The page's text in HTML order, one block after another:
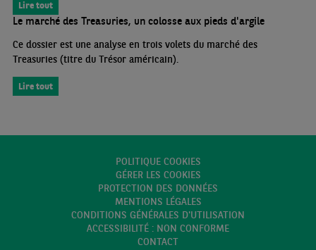
Lire tout
Le marché des Treasuries, un colosse aux pieds d'argile
Ce dossier est une analyse en trois volets du marché des
Treasuries (titre du Trésor américain).
Lire tout
POLITIQUE COOKIES
GÉRER LES COOKIES
PROTECTION DES DONNÉES
MENTIONS LÉGALES
CONDITIONS GÉNÉRALES D'UTILISATION
ACCESSIBILITÉ : NON CONFORME
CONTACT